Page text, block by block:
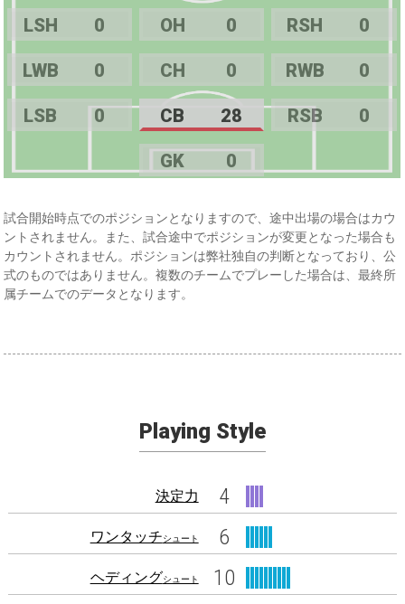
LSH 0 OH 0 RSH 0
LWB 0 CH 0 RWB 0
LSB 0 CB 28 RSB 0
GK 0
試合開始時点でのポジションとなりますので、途中出場の場合はカウ
ントされません。また、試合途中でポジションが変更となった場合も
カウントされません。ポジションは弊社独自の判断となっており、公
式のものではありません。複数のチームでプレーした場合は、最終所
属チームでのデータとなります。
Playing Style
決定力 4
ワンタッチシュート 6
ヘディングシュート 10